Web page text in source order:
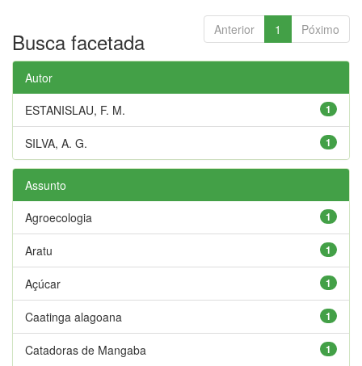
Anterior 1 Póximo
Busca facetada
Autor
1
ESTANISLAU, F. M.
1
SILVA, A. G.
Assunto
1
Agroecologia
1
Aratu
1
Açúcar
1
Caatinga alagoana
1
Catadoras de Mangaba